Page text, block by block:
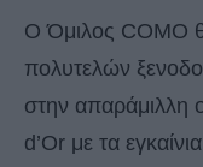
Ο Όμιλος COMO
πολυτελών
στην απαράμιλλη
d’Or με τα